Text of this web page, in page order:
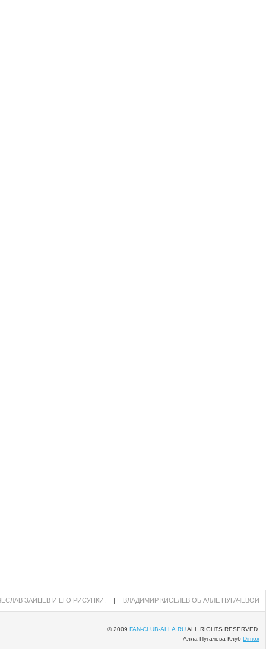
ЗАЙЦЕВ И ЕГО РИСУНКИ. | ВЛАДИМИР КИСЕЛЁВ ОБ АЛЛЕ ПУГАЧЕВОЙ
© 2009 FAN-CLUB-ALLA.RUALL RIGHTS RESERVED.
Алла Пугачева Клуб Dimox